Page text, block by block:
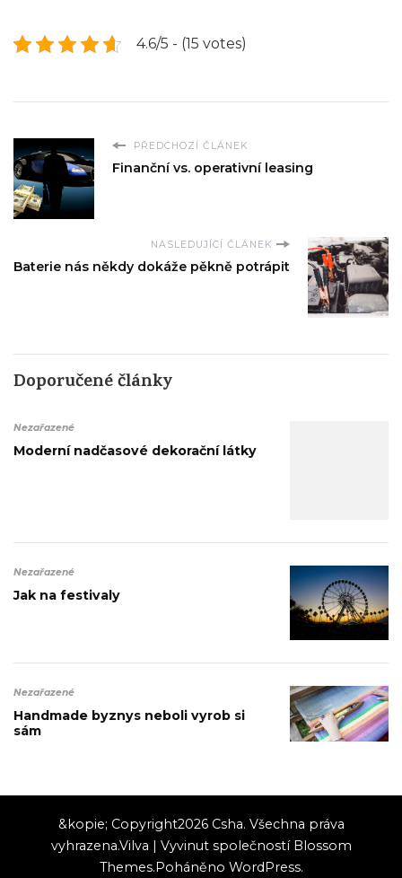
4.6/5 - (15 votes)
PŘEDCHOZÍ ČLÁNEK
Finanční vs. operativní leasing
NASLEDUJÍCÍ ČLÁNEK
Baterie nás někdy dokáže pěkně potrápit
Doporučené články
Nezařazené
Moderní nadčasové dekorační látky
Nezařazené
Jak na festivaly
Nezařazené
Handmade byznys neboli vyrob si
sám
&kopie; Copyright2026 Csha. Všechna práva
vyhrazena.Vilva | Vyvinut společností Blossom
Themes.Poháněno WordPress.